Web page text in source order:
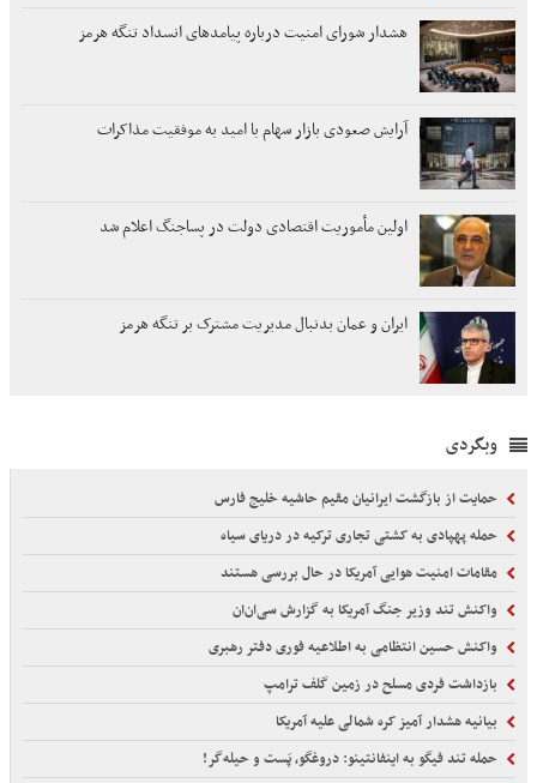
هشدار شورای امنیت درباره پیامدهای انسداد تنگه هرمز
آرایش صعودی بازار سهام با امید به موفقیت مذاکرات
اولین مأموریت اقتصادی دولت در پساجنگ اعلام شد
ایران و عمان بدنبال مدیریت مشترک بر تنگه هرمز
وبگردی
حمایت از بازگشت ایرانیان مقیم حاشیه خلیج فارس
حمله پهپادی به کشتی تجاری ترکیه در دریای سیاه
مقامات امنیت هوایی آمریکا در حال بررسی هستند
واکنش تند وزیر جنگ آمریکا به گزارش سی‌ان‌ان
واکنش حسین انتظامی به اطلاعیه فوری دفتر رهبری
بازداشت فردی مسلح در زمین گلف ترامپ
بیانیه هشدار آمیز کره شمالی علیه آمریکا
حمله تند فیگو به اینفانتینو: دروغگو، پَست‌ و حیله‌گر!